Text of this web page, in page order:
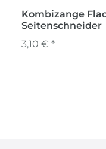
Kombizange
Seitenschneider
3,10 € *